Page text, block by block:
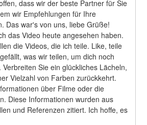
dass wir der beste Partner für Sie
wir Empfehlungen für Ihre
Das war's von uns, liebe Grüße!
das Video heute angesehen haben.
die Videos, die ich teile. Like, teile
was wir teilen, um dich noch
Sie ein glückliches Lächeln,
Vielzahl von Farben zurückkehrt.
über Filme oder die
Diese Informationen wurden aus
und Referenzen zitiert. Ich hoffe, es